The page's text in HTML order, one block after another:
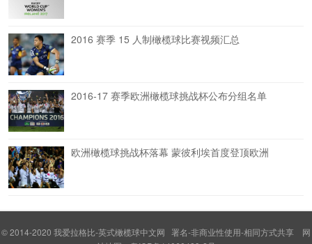
2016 赛季 15 人制橄榄球比赛视频汇总
2016-17 赛季欧洲橄榄球挑战杯公布分组名单
欧洲橄榄球挑战杯落幕 蒙彼利埃首度登顶欧洲
© 2014-2020 我爱拉格比-英式橄榄球中文网 署名-非商业性使用-相同方式共享
网